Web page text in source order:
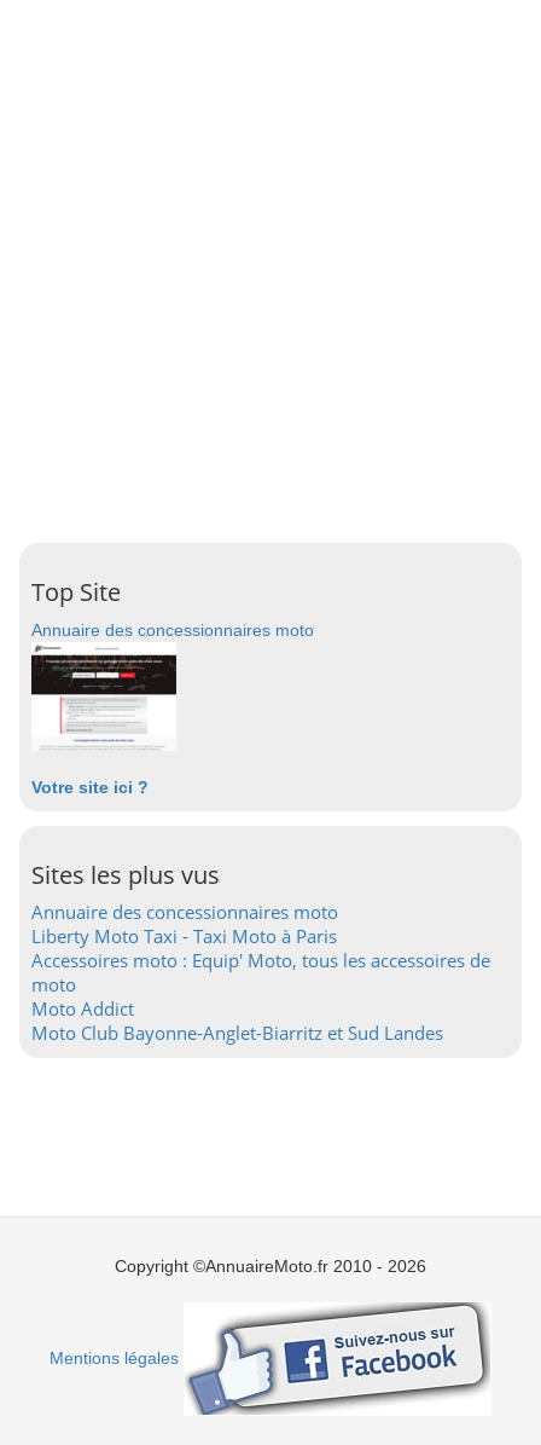
Top Site
Annuaire des concessionnaires moto
Votre site ici ?
Sites les plus vus
Annuaire des concessionnaires moto
Liberty Moto Taxi - Taxi Moto à Paris
Accessoires moto : Equip' Moto, tous les accessoires de
moto
Moto Addict
Moto Club Bayonne-Anglet-Biarritz et Sud Landes
Copyright ©AnnuaireMoto.fr 2010 - 2026
Mentions légales